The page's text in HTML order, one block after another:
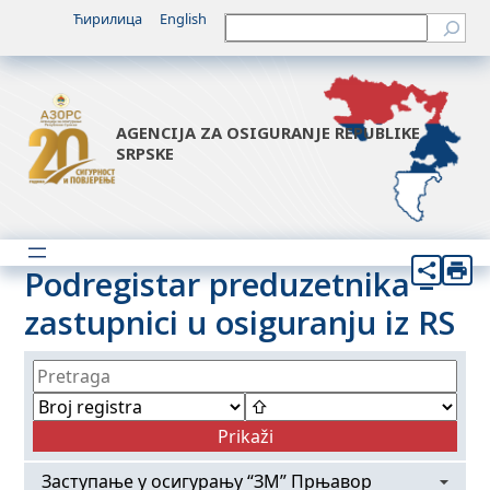
Ћирилица English Претрага
AGENCIJA ZA OSIGURANJE REPUBLIKE
SRPSKE
Podregistar preduzetnika –
zastupnici u osiguranju iz RS
Заступање у осигурању “ЗМ” Прњавор